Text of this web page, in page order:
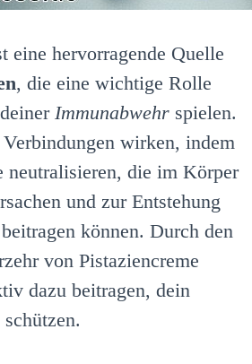
eine hervorragende Quelle
, die eine wichtige Rolle
Immunabwehr spielen.
wirken, indem
neutralisieren, die im Körper
und zur Entstehung
können. Durch den
von Pistaziencreme
dazu beitragen, dein